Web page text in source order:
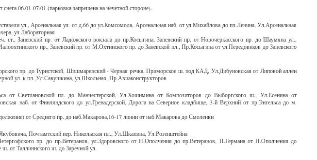
06.01-07.01 (парковка запрещена на нечетной стороне).
ул., Арсенальная ул. от д.66 до ул.Комсомола, Арсенальная наб. от ул.Михайлова до пл.Ленина, Ул.Арсенальная
ул.Лабораторная
ст., Заневский пр. от Ладожского вокзала до пр.Косыгина, Заневский пр. от Новочеркасского пр. до Шаумяна ул.,
пр., Заневский пр. от М.Охтинского пр. до Заневской пл., Пр.Косыгина от ул.Передовиков до Заневского
пр. до Туристской, Шишмаревский - Черная речка, Приморское ш. под КАД, Ул.Дибуновская от Липовой аллеи
ул. к пл.,Ул.Савушкина, ул.Школьная, Пр.Авиаконструкторов
от Светлановской пл. до Манчестерской, Ул.Хошимина от Композиторов до Выборгского ш., Ул.Есенина от
наб. от Финляндского до ул.Гренадерской, Дорога на Северное кладбище, 3-й Верхний от пр.Энгельса до м.
от Среднего пр. до наб.Макарова,16-17 линии от наб.Макарова до Смоленки
Почтамтский пер. Никольская пл., Ул.Шкапина, Ул.Розенштейна
пр. до пр.Ветеранов, ул.Здоровского от Н.Ополчения до пр.Ветеранов, П.Германа от Н.Ополчения до
от Таллиннского ш. до Заречной ул.